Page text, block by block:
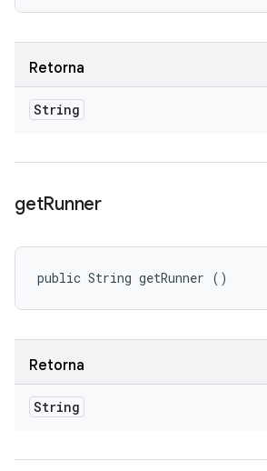
Retorna
String
getRunner
public String getRunner ()
Retorna
String